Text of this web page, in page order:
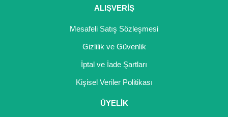
ALIŞVERİŞ
Mesafeli Satış Sözleşmesi
Gizlilik ve Güvenlik
İptal ve İade Şartları
Kişisel Veriler Politikası
ÜYELİK